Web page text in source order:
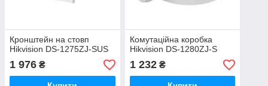
Кронштейн на стовп
Hikvision DS-1275ZJ-SUS
1 976 ₴
Комутаційна коробка
Hikvision DS-1280ZJ-S
1 232₴